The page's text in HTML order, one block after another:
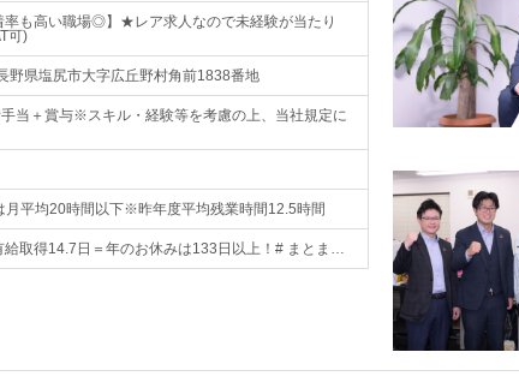
率も高い職場◎】★レア求人なので未経験が当たり
可)
県塩尻市大字広丘野村角前1838番地
当＋賞与※スキル・経験等を考慮の上、当社規定に
平均20時間以下※昨年度平均残業時間12.5時間
取得14.7日＝年のお休みは133日以上！# まとま…